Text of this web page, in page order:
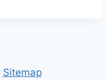
Sitemap